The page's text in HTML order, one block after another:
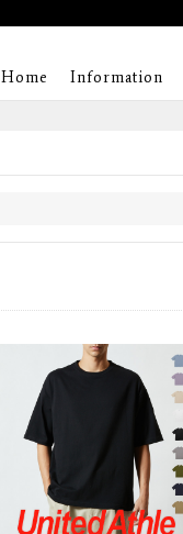
Home Information